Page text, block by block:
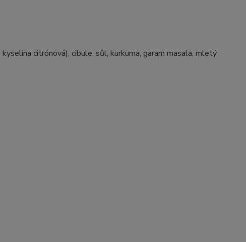
citrónová), cibule, sůl, kurkuma, garam masala, mletý